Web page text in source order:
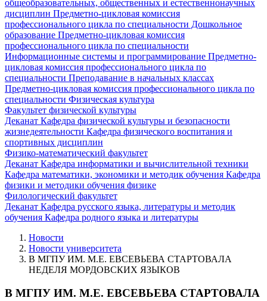
общеобразовательных, общественных и естественнонаучных
дисциплин Предметно-цикловая комиссия
профессионального цикла по специальности Дошкольное
образование Предметно-цикловая комиссия
профессионального цикла по специальности
Информационные системы и программирование Предметно-
цикловая комиссия профессионального цикла по
специальности Преподавание в начальных классах
Предметно-цикловая комиссия профессионального цикла по
специальности Физическая культура
Факультет физической культуры
Деканат Кафедра физической культуры и безопасности
жизнедеятельности Кафедра физического воспитания и
спортивных дисциплин
Физико-математический факультет
Деканат Кафедра информатики и вычислительной техники
Кафедра математики, экономики и методик обучения Кафедра
физики и методики обучения физике
Филологический факультет
Деканат Кафедра русского языка, литературы и методик
обучения Кафедра родного языка и литературы
Новости
Новости университета
В МГПУ ИМ. М.Е. ЕВСЕВЬЕВА СТАРТОВАЛА
НЕДЕЛЯ МОРДОВСКИХ ЯЗЫКОВ
В МГПУ ИМ. М.Е. ЕВСЕВЬЕВА СТАРТОВАЛА